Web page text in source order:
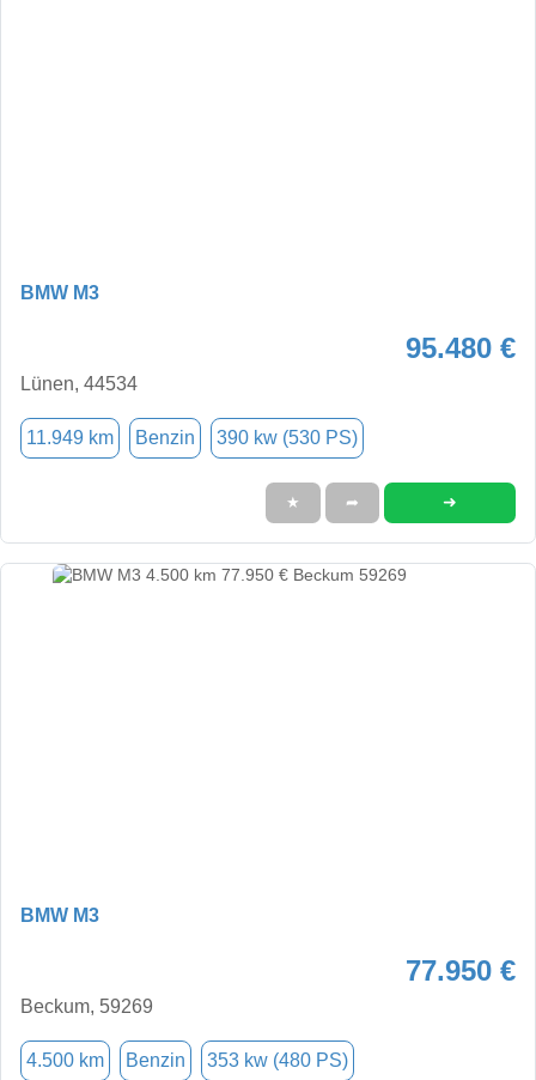
BMW M3
95.480 €
Lünen, 44534
11.949 km Benzin 390 kw (530 PS)
★ ➦ ➜
BMW M3
77.950 €
Beckum, 59269
4.500 km Benzin 353 kw (480 PS)